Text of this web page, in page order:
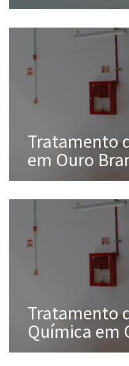
Tratamento
em Ouro
Tratamento
Química em